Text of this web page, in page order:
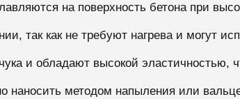
на поверхность бетона при
так как не требуют нагрева и могут
и обладают высокой эластичностью,
наносить методом напыления или